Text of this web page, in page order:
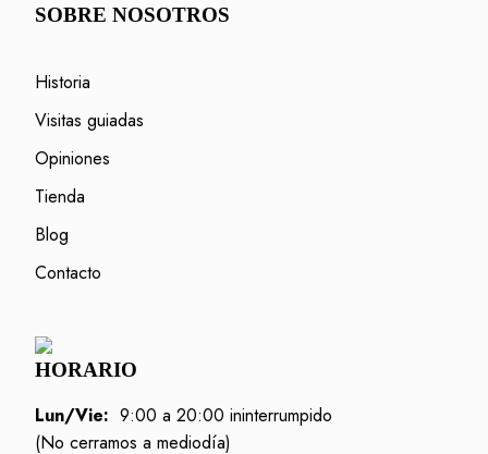
SOBRE NOSOTROS
Historia
Visitas guiadas
Opiniones
Tienda
Blog
Contacto
HORARIO
Lun/Vie: 9:00 a 20:00 ininterrumpido
(No cerramos a mediodía)